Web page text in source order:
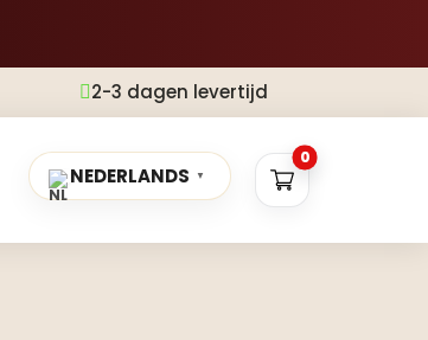
2-3 dagen levertijd
NEDERLANDS ▼
0